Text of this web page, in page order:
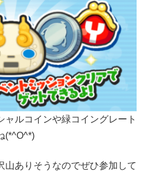
ャルコインや緑コイングレート
(*^O^*)
山ありそうなのでぜひ参加して